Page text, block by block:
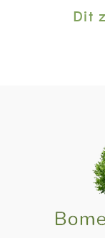
Dit